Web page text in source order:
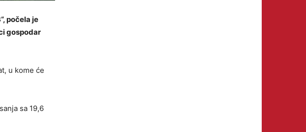
počela je
gospodar
u kome će
sa 19,6